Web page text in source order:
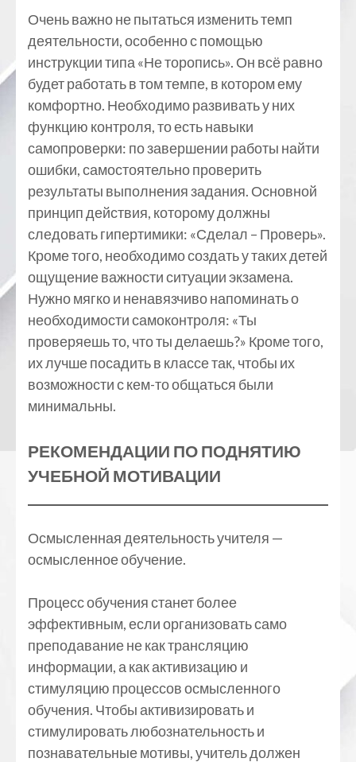
Очень важно не пытаться изменить темп
деятельности, особенно с помощью
инструкции типа «Не торопись». Он всё равно
будет работать в том темпе, в котором ему
комфортно. Необходимо развивать у них
функцию контроля, то есть навыки
самопроверки: по завершении работы найти
ошибки, самостоятельно проверить
результаты выполнения задания. Основной
принцип действия, которому должны
следовать гипертимики: «Сделал – Проверь».
Кроме того, необходимо создать у таких детей
ощущение важности ситуации экзамена.
Нужно мягко и ненавязчиво напоминать о
необходимости самоконтроля: «Ты
проверяешь то, что ты делаешь?» Кроме того,
их лучше посадить в классе так, чтобы их
возможности с кем-то общаться были
минимальны.
РЕКОМЕНДАЦИИ ПО ПОДНЯТИЮ
УЧЕБНОЙ МОТИВАЦИИ
Осмысленная деятельность учителя —
осмысленное обучение.
Процесс обучения станет более
эффективным, если организовать само
преподавание не как трансляцию
информации, а как активизацию и
стимуляцию процессов осмысленного
обучения. Чтобы активизировать и
стимулировать любознательность и
познавательные мотивы, учитель должен